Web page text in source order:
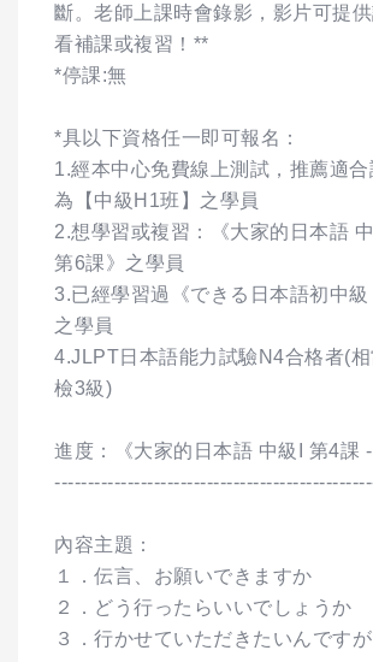
斷。老師上課時會錄影，影片可提
看補課或複習！**
*停課:無
*具以下資格任一即可報名：
1.經本中心免費線上測試，推薦適
為【中級H1班】之學員
2.想學習或複習：《大家的日本語
第6課》之學員
3.已經學習過《できる日本語初中級
之學員
4.JLPT日本語能力試驗N4合格者(相
檢3級)
進度：《大家的日本語 中級I 第4課 -
內容主題：
１．伝言、お願いできますか
２．どう行ったらいいでしょうか
３．行かせていただきたいんですが